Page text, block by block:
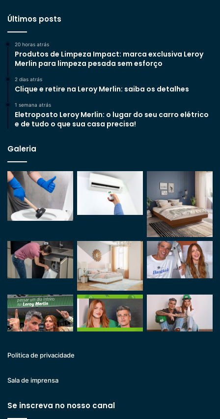
Últimos posts
20 horas atrás
Produtos de Limpeza Impact: marca exclusiva Leroy
Merlin para limpeza pesada sem esforço
2 dias atrás
Clique e retire na Leroy Merlin: saiba os detalhes
1 semana atrás
Eletroposto Leroy Merlin: o lugar do seu carro elétrico
e de tudo o que sua casa precisa!
Galeria
Politica de privacidade
Sala de imprensa
Se inscreva no nosso canal